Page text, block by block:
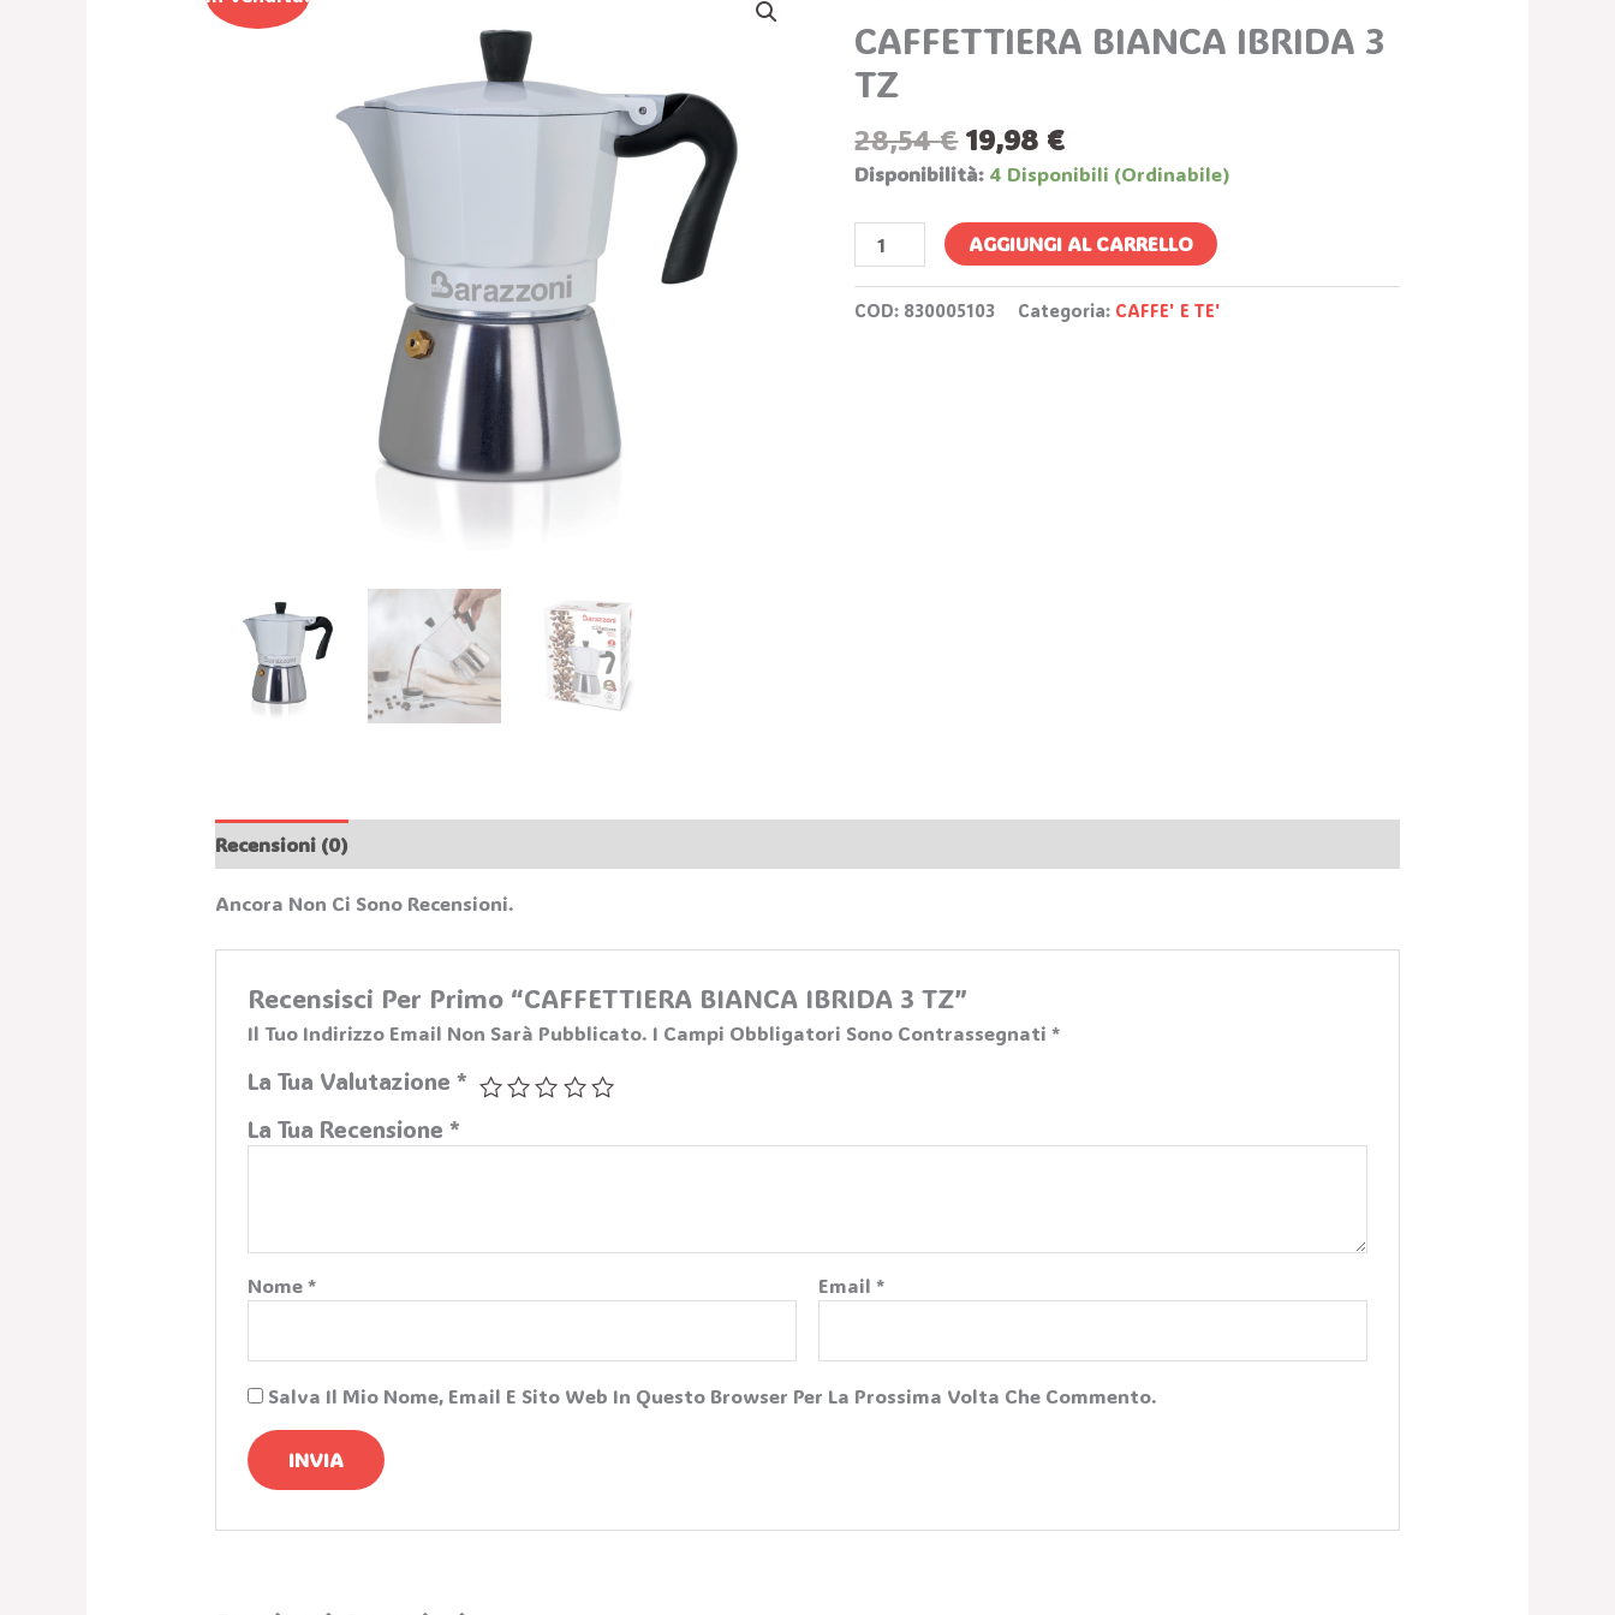
CAFFETTIERA BIANCA IBRIDA 3
TZ
28,54€
Originale
19,98 €
Attuale
Disponibilità: 4 Disponibili (ordinabile)
IBRIDA
3
TZ
Quantità
AGGIUNGI AL CARRELLO
COD: 830005103 Categoria: CAFFE' E TE'
Recensioni (0)
Ancora Non Ci Sono Recensioni.
Recensisci Per Primo “CAFFETTIERA BIANCA IBRIDA 3 TZ”
Il Tuo Indirizzo Email Non Sarà Pubblicato. I Campi Obbligatori Sono Contrassegnati*
La Tua Valutazione*
La Tua Recensione*
Nome* Email*
Salva Il Mio Nome, Email E Sito Web In Questo Browser Per La Prossima Volta Che Commento.